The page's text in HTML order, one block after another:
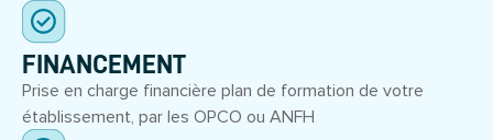
FINANCEMENT
Prise en charge financière plan de formation de votre
établissement, par les OPCO ou ANFH